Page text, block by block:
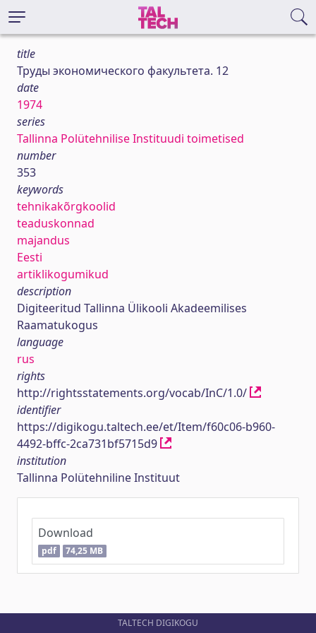
title
Труды экономического факультета. 12
date
1974
series
Tallinna Polütehnilise Instituudi toimetised
number
353
keywords
tehnikakõrgkoolid
teaduskonnad
majandus
Eesti
artiklikogumikud
description
Digiteeritud Tallinna Ülikooli Akadeemilises
Raamatukogus
language
rus
rights
http://rightsstatements.org/vocab/InC/1.0/
identifier
https://digikogu.taltech.ee/et/Item/f60c06-b960-
4492-bffc-2ca731bf5715d9
institution
Tallinna Polütehniline Instituut
Download
pdf 74,25 MB
TALTECH DIGIKOGU